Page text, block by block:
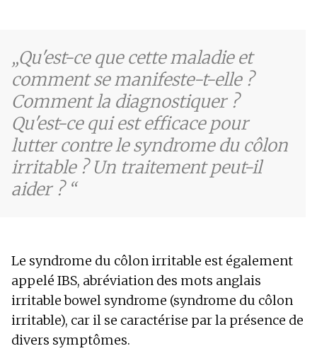
Qu'est-ce que cette maladie et
comment se manifeste-t-elle ?
Comment la diagnostiquer ?
Qu'est-ce qui est efficace pour
lutter contre le syndrome du côlon
irritable ? Un traitement peut-il
aider ?
Le syndrome du côlon irritable est également
appelé IBS, abréviation des mots anglais
irritable bowel syndrome (syndrome du côlon
irritable), car il se caractérise par la présence de
divers symptômes.